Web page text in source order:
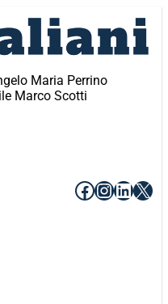
Maria Perrino
Marco Scotti
Facebook
X